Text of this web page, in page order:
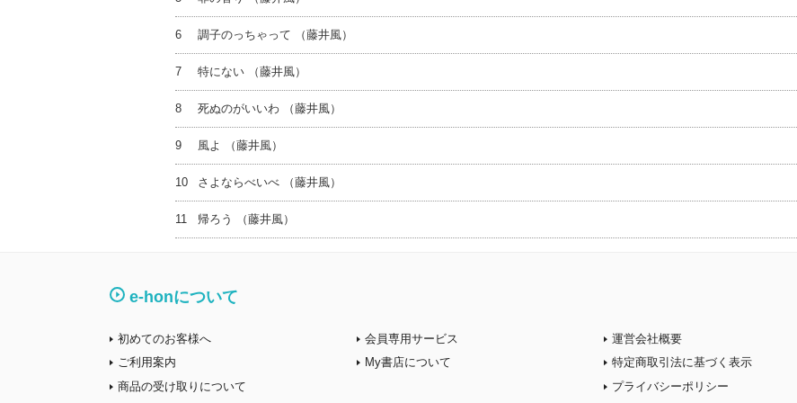
6 調子のっちゃって （藤井風）
7 特にない （藤井風）
8 死ぬのがいいわ （藤井風）
9 風よ （藤井風）
10 さよならべいべ （藤井風）
11 帰ろう （藤井風）
e-honについて
初めてのお客様へ
ご利用案内
商品の受け取りについて
会員専用サービス
My書店について
運営会社概要
特定商取引法に基づく表示
プライバシーポリシー